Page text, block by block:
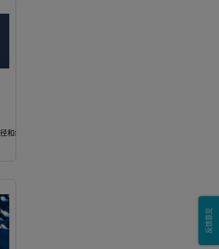
和结
反馈意见